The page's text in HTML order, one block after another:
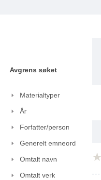
Avgrens søket
Materialtyper
År
Forfatter/person
Generelt emneord
Omtalt navn
Omtalt verk